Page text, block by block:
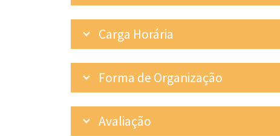
Carga Horária
Forma de Organização
Avaliação